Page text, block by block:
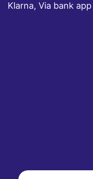
Klarna, Via bank app